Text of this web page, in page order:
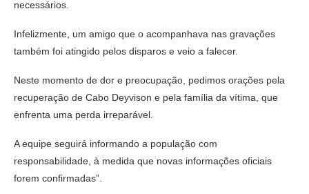
necessários.
Infelizmente, um amigo que o acompanhava nas gravações
também foi atingido pelos disparos e veio a falecer.
Neste momento de dor e preocupação, pedimos orações pela
recuperação de Cabo Deyvison e pela família da vítima, que
enfrenta uma perda irreparável.
A equipe seguirá informando a população com
responsabilidade, à medida que novas informações oficiais
forem confirmadas”.